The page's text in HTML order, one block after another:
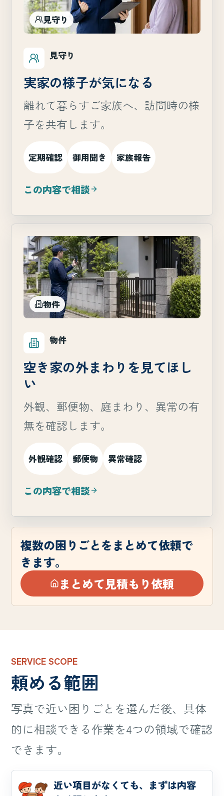
見守り
見守り
実家の様子が気になる
離れて暮らすご家族へ、訪問時の様
子を共有します。
定期確認 御用聞き 家族報告
この内容で相談
物件
物件
空き家の外まわりを見てほし
い
外観、郵便物、庭まわり、異常の有
無を確認します。
外観確認 郵便物 異常確認
この内容で相談
複数の困りごとをまとめて依頼で
きます。
まとめて見積もり依頼
SERVICE SCOPE
頼める範囲
写真で近い困りごとを選んだ後、具体
的に相談できる作業を4つの領域で確認
できます。
近い項目がなくても、まずは内容